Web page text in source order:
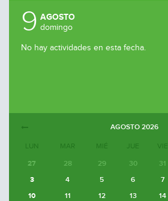
9 AGOSTO
domingo
No hay actividades en esta fecha.
AGOSTO 2026
LUN MAR MIÉ JUE VIE
27 28 29 30 31
3
4 5 6 7
10
11 12 13 14